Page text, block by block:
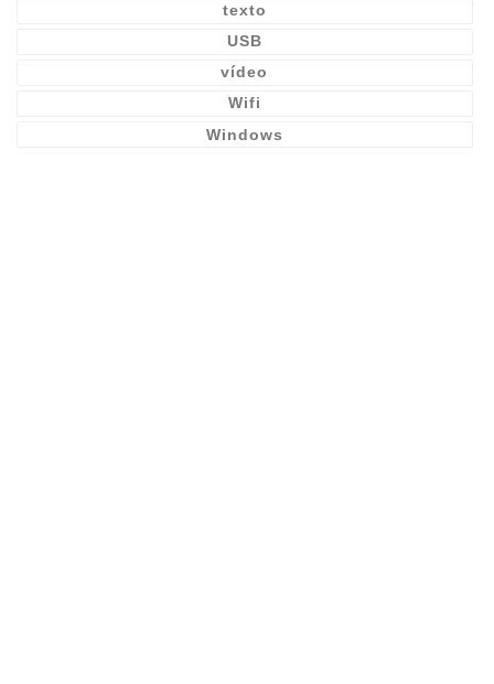
texto
USB
vídeo
Wifi
Windows